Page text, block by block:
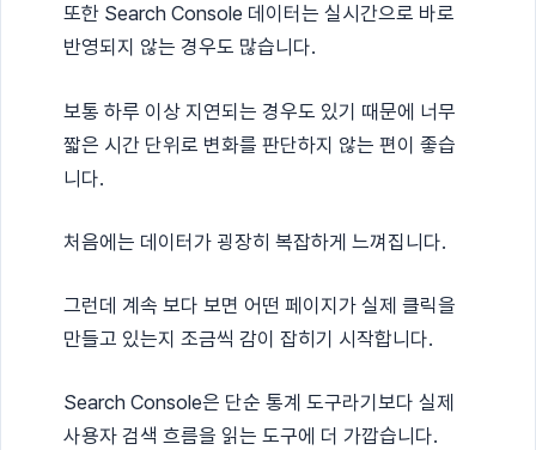
또한 Search Console 데이터는 실시간으로 바로
반영되지 않는 경우도 많습니다.
보통 하루 이상 지연되는 경우도 있기 때문에 너무
짧은 시간 단위로 변화를 판단하지 않는 편이 좋습
니다.
처음에는 데이터가 굉장히 복잡하게 느껴집니다.
그런데 계속 보다 보면 어떤 페이지가 실제 클릭을
만들고 있는지 조금씩 감이 잡히기 시작합니다.
Search Console은 단순 통계 도구라기보다 실제
사용자 검색 흐름을 읽는 도구에 더 가깝습니다.